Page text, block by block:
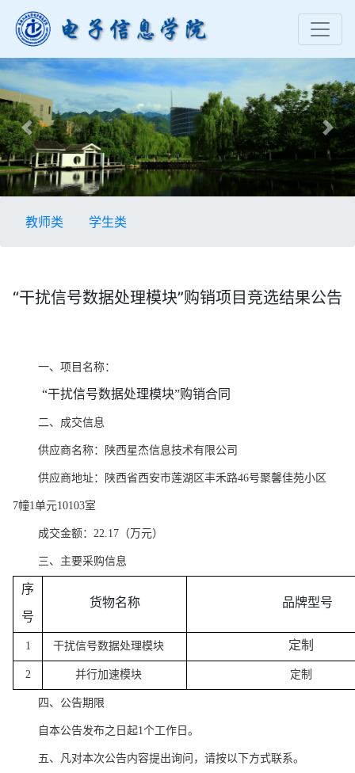
Previous Next
教师类 学生类
“干扰信号数据处理模块”购销项目竞选结果公告
一、项目名称：
“干扰信号数据处理模块”购销合同
二、成交信息
供应商名称：陕西星杰信息技术有限公司
供应商地址：陕西省西安市莲湖区丰禾路46号聚馨佳苑小区
7幢1单元10103室
成交金额： 22.17（万元）
三、主要采购信息
序
号
货物名称 品牌型号
1 干扰信号数据处理模块 定制
2 并行加速模块 定制
四、公告期限
自本公告发布之日起1个工作日。
五、凡对本次公告内容提出询问，请按以下方式联系。